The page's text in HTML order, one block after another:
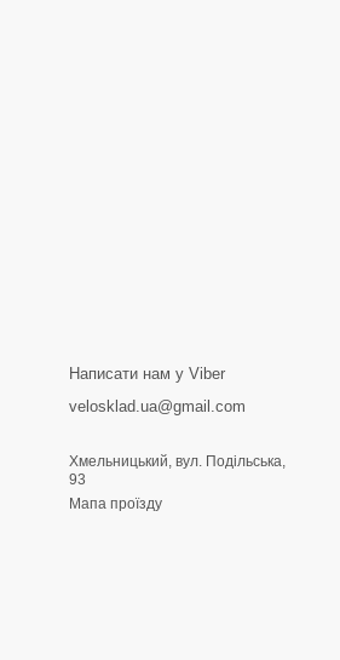
Написати нам у Viber
velosklad.ua@gmail.com
Хмельницький, вул. Подільська,
93
Мапа проїзду